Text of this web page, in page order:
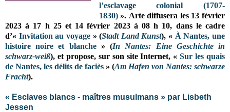
l’esclavage colonial (1707-
1830)». Arte diffusera les 13 février
2023 à 17 h 25 et 14 février 2023 à 08 h 10, dans le cadre
d’« Invitation au voyage» (Stadt Land Kunst), « À Nantes, une
histoire noire et blanche» (In Nantes: Eine Geschichte in
schwarz-weiß), et propose, sur son site Internet, «Sur les quais
de Nantes, les délits de faciès » (Am Hafen von Nantes: schwarze
Fracht).
« Esclaves blancs - maîtres musulmans » par Lisbeth
Jessen